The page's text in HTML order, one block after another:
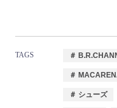
TAGS ＃
＃
＃ シューズ